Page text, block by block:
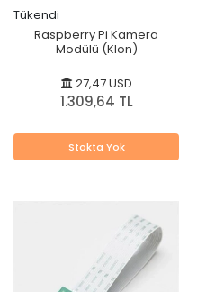
Tükendi
Raspberry Pi Kamera
Modülü (Klon)
27,47 USD
1.309,64 TL
Stokta Yok